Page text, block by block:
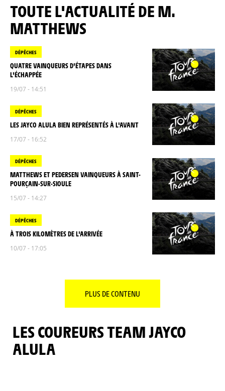
TOUTE L'ACTUALITÉ DE M.
MATTHEWS
DÉPÊCHES
QUATRE VAINQUEURS D'ÉTAPES DANS
L'ÉCHAPPÉE
19/07 - 14:51
DÉPÊCHES
LES JAYCO ALULA BIEN REPRÉSENTÉS À L'AVANT
17/07 - 16:52
DÉPÊCHES
MATTHEWS ET PEDERSEN VAINQUEURS À SAINT-
POURÇAIN-SUR-SIOULE
15/07 - 14:27
DÉPÊCHES
À TROIS KILOMÈTRES DE L'ARRIVÉE
10/07 - 17:05
PLUS DE CONTENU
LES COUREURS TEAM JAYCO
ALULA